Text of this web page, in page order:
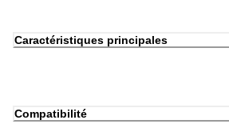
Caractéristiques principales
Compatibilité